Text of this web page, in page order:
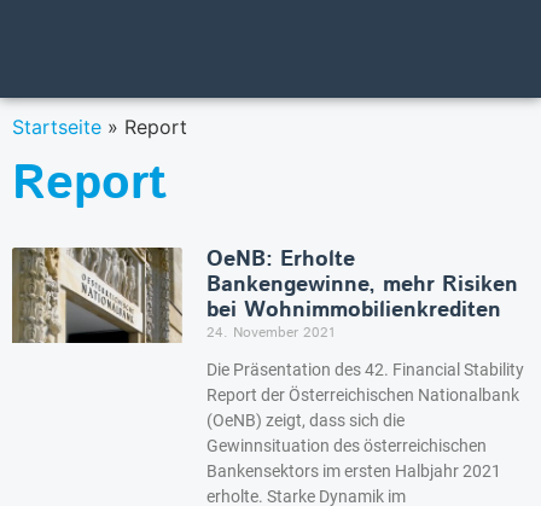
Startseite » Report
Report
OeNB: Erholte
Bankengewinne, mehr Risiken
bei Wohnimmobilienkrediten
24. November 2021
Die Präsentation des 42. Financial Stability
Report der Österreichischen Nationalbank
(OeNB) zeigt, dass sich die
Gewinnsituation des österreichischen
Bankensektors im ersten Halbjahr 2021
erholte. Starke Dynamik im